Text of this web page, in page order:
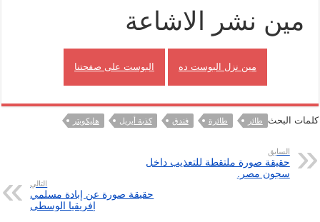
مين نشر الاشاعة
مين نزل البوست ده البوست على صفحتنا
كلمات البحث طائر طائرة فندق كذبة أبريل هليكوبتر
السابق
حقيقة صورة ملتقطة للتعذيب داخل
سجون مصر.
التالي
حقيقة صورة عن إبادة مسلمي
إفريقيا الوسطى